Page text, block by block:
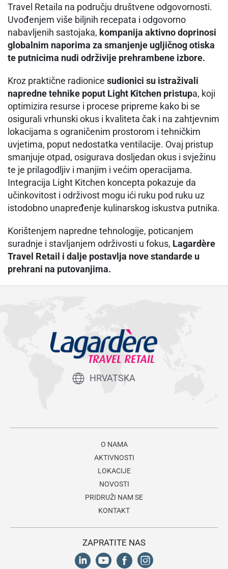
Travel Retaila na području društvene odgovornosti.
Uvođenjem više biljnih recepata i odgovorno
nabavljenih sastojaka, kompanija aktivno doprinosi
globalnim naporima za smanjenje ugljičnog otiska
te putnicima nudi održivije prehrambene izbore.
Kroz praktične radionice sudionici su istraživali
napredne tehnike poput Light Kitchen pristupa, koji
optimizira resurse i procese pripreme kako bi se
osigurali vrhunski okus i kvaliteta čak i na zahtjevnim
lokacijama s ograničenim prostorom i tehničkim
uvjetima, poput nedostatka ventilacije. Ovaj pristup
smanjuje otpad, osigurava dosljedan okus i svježinu
te je prilagodljiv i manjim i većim operacijama.
Integracija Light Kitchen koncepta pokazuje da
učinkovitost i održivost mogu ići ruku pod ruku uz
istodobno unapređenje kulinarskog iskustva putnika.
Korištenjem napredne tehnologije, poticanjem
suradnje i stavljanjem održivosti u fokus, Lagardère
Travel Retail i dalje postavlja nove standarde u
prehrani na putovanjima.
HRVATSKA
O NAMA
AKTIVNOSTI
LOKACIJE
NOVOSTI
PRIDRUŽI NAM SE
KONTAKT
ZAPRATITE NAS